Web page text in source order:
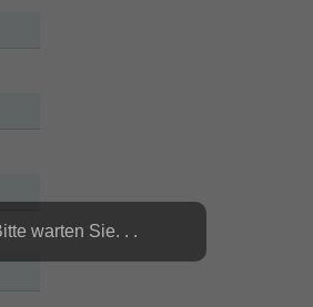
warten Sie. . .